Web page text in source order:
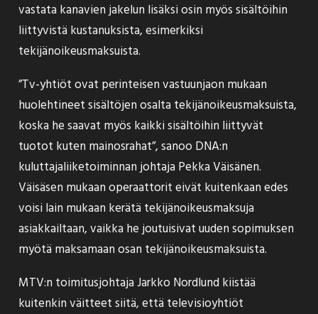
vastata kanavien jakelun lisäksi osin myös sisältöihin
liittyvistä kustanuksista, esimerkiksi
tekijänoikeusmaksuista.
”Tv-yhtiöt ovat perinteisen vastuunjaon mukaan
huolehtineet sisältöjen osalta tekijänoikeusmaksuista,
koska he saavat myös kaikki sisältöihin liittyvät
tuotot kuten mainosrahat”, sanoo DNA:n
kuluttajaliiketoiminnan johtaja Pekka Väisänen.
Väisäsen mukaan operaattorit eivät kuitenkaan edes
voisi lain mukaan kerätä tekijänoikeusmaksuja
asiakkailtaan, vaikka he joutuisivat uuden sopimuksen
myötä maksamaan osan tekijänoikeusmaksuista.
MTV:n toimitusjohtaja Jarkko Nordlund kiistää
kuitenkin väitteet siitä, että televisioyhtiöt